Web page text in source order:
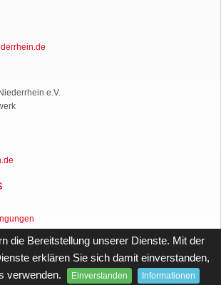
e.V.
Niederrhein e. V.
die Bereitstellung unserer Dienste. Mit der
erklären Sie sich damit einverstanden,
verwenden.
Einverstanden Informationen